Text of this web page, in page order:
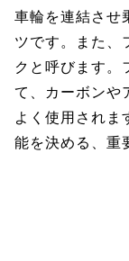
車輪を連結させ
ツです。また、
クと呼びます。
て、カーボンや
よく使用されま
能を決める、重